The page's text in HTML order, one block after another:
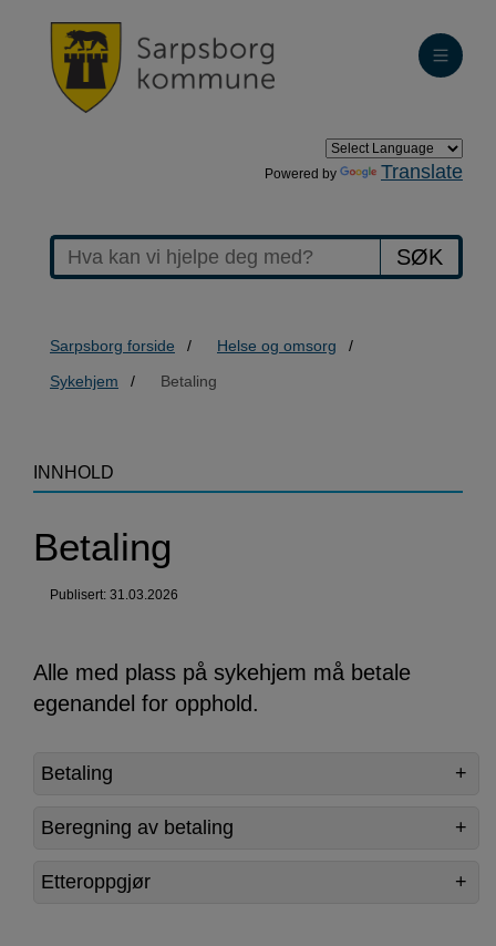
Powered by Translate
SØK
Sarpsborg forside
Helse og omsorg
Sykehjem
Betaling
>Betaling
INNHOLD
Betaling
Publisert: 31.03.2026
Alle med plass på sykehjem må betale
egenandel for opphold.
Betaling
Beregning av betaling
Etteroppgjør